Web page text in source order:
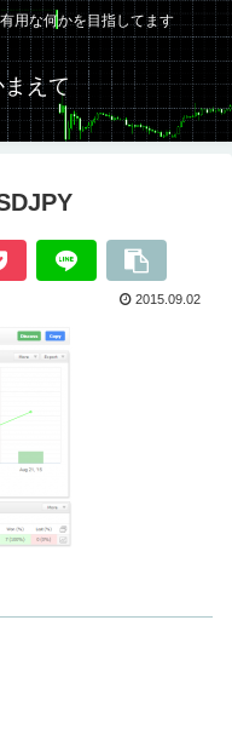
用な何かを目指してます
えて
2015.09.02